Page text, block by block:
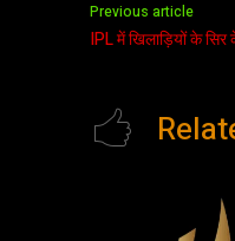
Previous article
IPL में खिलाड़ियों के